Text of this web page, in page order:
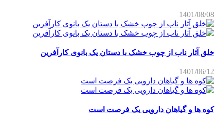
1401/08/08
خلق آثار ناب از چوب خشک با دستان یک بانوی کارآفرین
1401/06/12
کوه ها و گیاهان دارویی یک فرصت است